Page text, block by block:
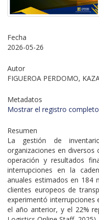
Fecha
2026-05-26
Autor
FIGUEROA PERDOMO,
Metadatos
Mostrar el registro
Resumen
La gestión de
organizaciones en diversos
operación y resultados
interrupciones en la
anuales estimados en 184
clientes europeos de
experimentó interrupciones
el año anterior, y el 22%